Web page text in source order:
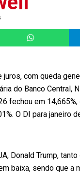
com queda
do Banco Central,
fechou em
O DI para janeiro
Donald Trump,
baixa, sendo que a